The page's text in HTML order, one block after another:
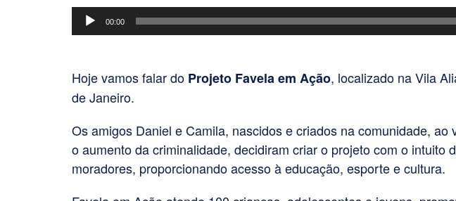
Tocador
de
00:00
Hoje vamos falar do Projeto Favela em Ação, localizado na Vila
de Janeiro.
Os amigos Daniel eCamila, nascidos e criados na comunidade, ao
o aumento da criminalidade, decidiram criar o projeto com o intuito
moradores, proporcionando acesso à educação, esporte e cultura.